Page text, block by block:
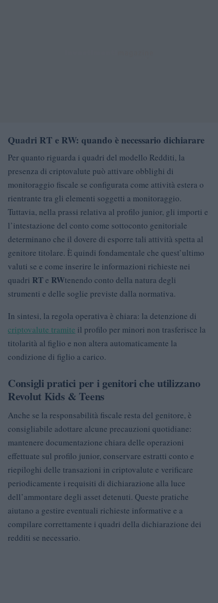
Quadri RT e RW: quando è necessario dichiarare
Per quanto riguarda i quadri del modello Redditi, la
presenza di criptovalute può attivare obblighi di
monitoraggio fiscale se configurata come attività estera o
rientrante tra gli elementi soggetti a monitoraggio.
Tuttavia, nella prassi relativa al profilo junior, gli importi e
l’intestazione del conto come sottoconto genitoriale
determinano che il dovere di esporre tali attività spetta al
genitore titolare. È quindi fondamentale che quest’ultimo
valuti se e come inserire le informazioni richieste nei
quadri RTe RWtenendo conto della natura degli
strumenti e delle soglie previste dalla normativa.
In sintesi, la regola operativa è chiara: la detenzione di
criptovalute tramite il profilo per minori non trasferisce la
titolarità al figlio e non altera automaticamente la
condizione di figlio a carico.
Consigli pratici per i genitori che utilizzano
Revolut Kids & Teens
Anche se la responsabilità fiscale resta del genitore, è
consigliabile adottare alcune precauzioni quotidiane:
mantenere documentazione chiara delle operazioni
effettuate sul profilo junior, conservare estratti conto e
riepiloghi delle transazioni in criptovalute e verificare
periodicamente i requisiti di dichiarazione alla luce
dell’ammontare degli asset detenuti. Queste pratiche
aiutano a gestire eventuali richieste informative e a
compilare correttamente i quadri della dichiarazione dei
redditi se necessario.